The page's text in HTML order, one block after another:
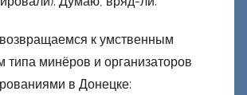
к умственным
типа минёров и организаторов
в Донецке: